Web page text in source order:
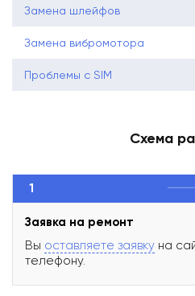
Замена шлейфов
Замена вибромотора
Проблемы с SIM
Схема
1
Заявка на ремонт
Вы оставляете заявку на
телефону.